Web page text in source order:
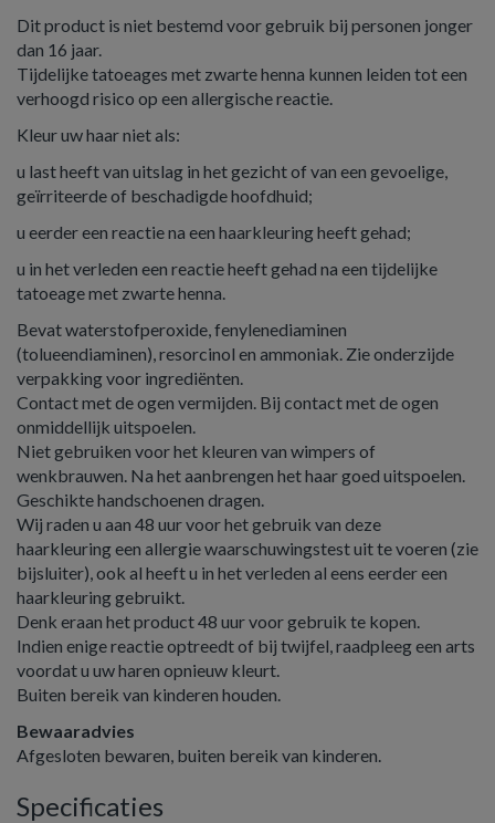
Dit product is niet bestemd voor gebruik bij personen jonger
dan 16 jaar.
Tijdelijke tatoeages met zwarte henna kunnen leiden tot een
verhoogd risico op een allergische reactie.
Kleur uw haar niet als:
u last heeft van uitslag in het gezicht of van een gevoelige,
geïrriteerde of beschadigde hoofdhuid;
u eerder een reactie na een haarkleuring heeft gehad;
u in het verleden een reactie heeft gehad na een tijdelijke
tatoeage met zwarte henna.
Bevat waterstofperoxide, fenylenediaminen
(tolueendiaminen), resorcinol en ammoniak. Zie onderzijde
verpakking voor ingrediënten.
Contact met de ogen vermijden. Bij contact met de ogen
onmiddellijk uitspoelen.
Niet gebruiken voor het kleuren van wimpers of
wenkbrauwen. Na het aanbrengen het haar goed uitspoelen.
Geschikte handschoenen dragen.
Wij raden u aan 48 uur voor het gebruik van deze
haarkleuring een allergie waarschuwings­test uit te voeren (zie
bijsluiter), ook al heeft u in het verleden al eens eerder een
haarkleuring gebruikt.
Denk eraan het product 48 uur voor gebruik te kopen.
Indien enige reactie optreedt of bij twijfel, raadpleeg een arts
voordat u uw haren opnieuw kleurt.
Buiten bereik van kinderen houden.
Bewaaradvies
Afgesloten bewaren, buiten bereik van kinderen.
Specificaties